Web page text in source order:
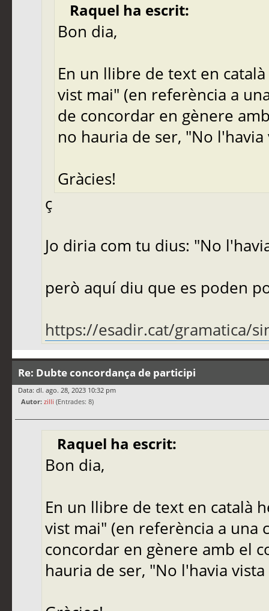
Raquel ha escrit:
Bon dia,
En un llibre de text en
vist mai" (en referència a
de concordar en gènere
no hauria de ser, "No l'havia
Gràcies!
ç
Jo diria com tu dius: "No
però aquí diu que es poden
https://esadir.cat/gramatica/
Re: Dubte concordança de participi
Data: dl. ago. 28, 2023 10:32 pm
Autor: zilli (Entrades: 8)
Raquel ha escrit:
Bon dia,
En un llibre de text en català
vist mai" (en referència a una
concordar en gènere amb el
hauria de ser, "No l'havia vista